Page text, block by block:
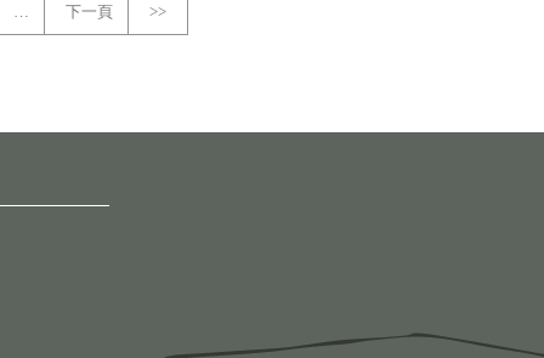
下一頁 >>